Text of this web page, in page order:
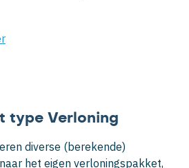
type Verloning
diverse (berekende)
het eigen verloningspakket,